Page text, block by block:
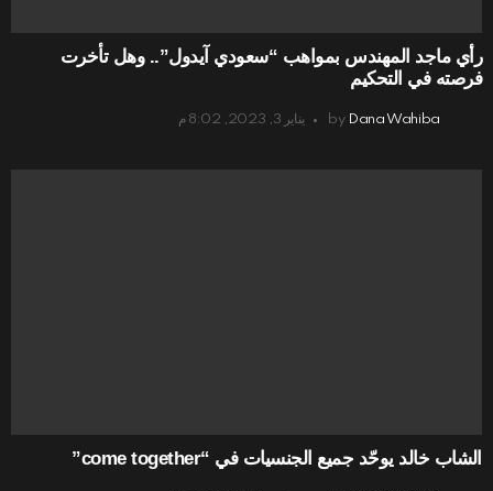
رأي ماجد المهندس بمواهب “سعودي آيدول”.. وهل تأخرت
فرصته في التحكيم
by Dana Wahiba يناير 3, 2023, 8:02 م
الشاب خالد يوحّد جميع الجنسيات في “come together”